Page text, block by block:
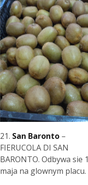
21. San Baronto –
FIERUCOLA DI SAN
BARONTO. Odbywa sie 1
maja na glownym placu.